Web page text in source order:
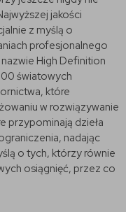
jakości
z myślą o
profesjonalnego
High Definition
światowych
które
w rozwiązywanie
przypominają dzieła
nadając
o tych, którzy równie
osiągnięć, przez co